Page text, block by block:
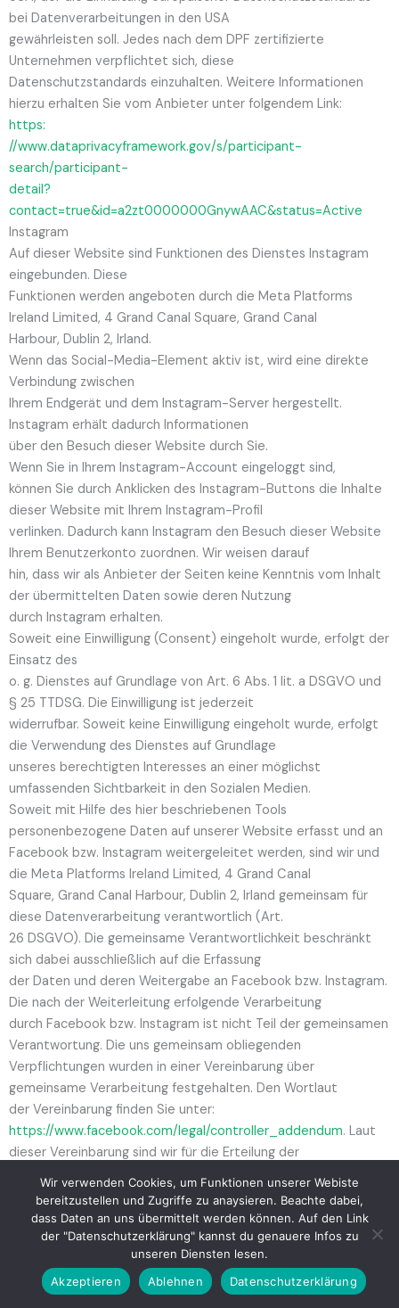
bei Datenverarbeitungen in den USA
gewährleisten soll. Jedes nach dem DPF zertifizierte
Unternehmen verpflichtet sich, diese
Datenschutzstandards einzuhalten. Weitere Informationen
hierzu erhalten Sie vom Anbieter unter folgendem Link:
https:
//www.dataprivacyframework.gov/s/participant-
search/participant-
detail?
contact=true&id=a2zt0000000GnywAAC&status=Active
Instagram
Auf dieser Website sind Funktionen des Dienstes Instagram
eingebunden. Diese
Funktionen werden angeboten durch die Meta Platforms
Ireland Limited, 4 Grand Canal Square, Grand Canal
Harbour, Dublin 2, Irland.
Wenn das Social-Media-Element aktiv ist, wird eine direkte
Verbindung zwischen
Ihrem Endgerät und dem Instagram-Server hergestellt.
Instagram erhält dadurch Informationen
über den Besuch dieser Website durch Sie.
Wenn Sie in Ihrem Instagram-Account eingeloggt sind,
können Sie durch Anklicken des Instagram-Buttons die Inhalte
dieser Website mit Ihrem Instagram-Profil
verlinken. Dadurch kann Instagram den Besuch dieser Website
Ihrem Benutzerkonto zuordnen. Wir weisen darauf
hin, dass wir als Anbieter der Seiten keine Kenntnis vom Inhalt
der übermittelten Daten sowie deren Nutzung
durch Instagram erhalten.
Soweit eine Einwilligung (Consent) eingeholt wurde, erfolgt der
Einsatz des
o. g. Dienstes auf Grundlage von Art. 6 Abs. 1 lit. a DSGVO und
§ 25 TTDSG. Die Einwilligung ist jederzeit
widerrufbar. Soweit keine Einwilligung eingeholt wurde, erfolgt
die Verwendung des Dienstes auf Grundlage
unseres berechtigten Interesses an einer möglichst
umfassenden Sichtbarkeit in den Sozialen Medien.
Soweit mit Hilfe des hier beschriebenen Tools
personenbezogene Daten auf unserer Website erfasst und an
Facebook bzw. Instagram weitergeleitet werden, sind wir und
die Meta Platforms Ireland Limited, 4 Grand Canal
Square, Grand Canal Harbour, Dublin 2, Irland gemeinsam für
diese Datenverarbeitung verantwortlich (Art.
26 DSGVO). Die gemeinsame Verantwortlichkeit beschränkt
sich dabei ausschließlich auf die Erfassung
der Daten und deren Weitergabe an Facebook bzw. Instagram.
Die nach der Weiterleitung erfolgende Verarbeitung
durch Facebook bzw. Instagram ist nicht Teil der gemeinsamen
Verantwortung. Die uns gemeinsam obliegenden
Verpflichtungen wurden in einer Vereinbarung über
gemeinsame Verarbeitung festgehalten. Den Wortlaut
der Vereinbarung finden Sie unter:
https://www.facebook.com/legal/controller_addendum. Laut
dieser Vereinbarung sind wir für die Erteilung der
Datenschutzinformationen beim Einsatz des Facebook-
bzw. Instagram-Tools und für die datenschutzrechtlich sichere
Implementierung des Tools auf unserer
Website verantwortlich. Für die Datensicherheit der Facebook
bzw. Instagram-Produkte ist Facebook
verantwortlich. Betroffenenrechte (z. B. Auskunftsersuchen)
Wir verwenden Cookies, um Funktionen unserer Webiste
bereitzustellen und Zugriffe zu anaysieren. Beachte dabei,
dass Daten an uns übermittelt werden können. Auf den Link
der "Datenschutzerklärung" kannst du genauere Infos zu
unseren Diensten lesen.
Akzeptieren
Ablehnen Datenschutzerklärung